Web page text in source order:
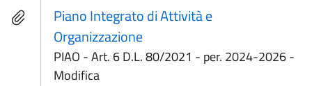
Piano Integrato di Attività e
Organizzazione
PIAO - Art. 6 D.L. 80/2021 - per. 2024-2026 -
Modifica